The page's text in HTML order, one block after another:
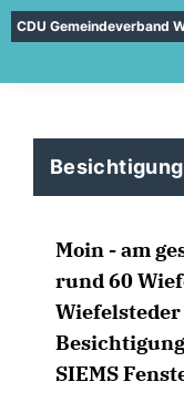
CDU Gemeindeverband
Moin - am
rund 60
SIEMS